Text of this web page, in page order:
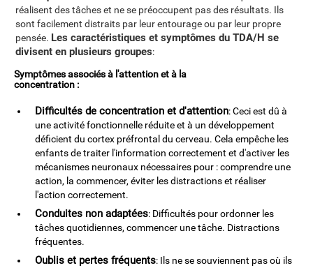
réalisent des tâches et ne se préoccupent pas des résultats. Ils
sont facilement distraits par leur entourage ou par leur propre
pensée. Les caractéristiques et symptômes du TDA/H se
divisent en plusieurs groupes:
Symptômes associés à l'attention et à la
concentration :
Difficultés de concentration et d'attention: Ceci est dû à
une activité fonctionnelle réduite et à un développement
déficient du cortex préfrontal du cerveau. Cela empêche les
enfants de traiter l'information correctement et d'activer les
mécanismes neuronaux nécessaires pour : comprendre une
action, la commencer, éviter les distractions et réaliser
l'action correctement.
Conduites non adaptées: Difficultés pour ordonner les
tâches quotidiennes, commencer une tâche. Distractions
fréquentes.
Oublis et pertes fréquents: Ils ne se souviennent pas où ils